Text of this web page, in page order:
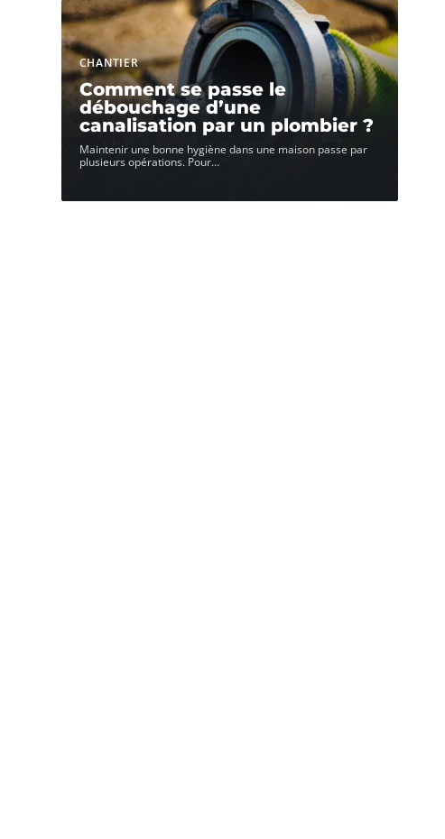
CHANTIER
Comment se passe le
débouchage d’une
canalisation par un plombier ?
Maintenir une bonne hygiène dans une maison passe par
plusieurs opérations. Pour…